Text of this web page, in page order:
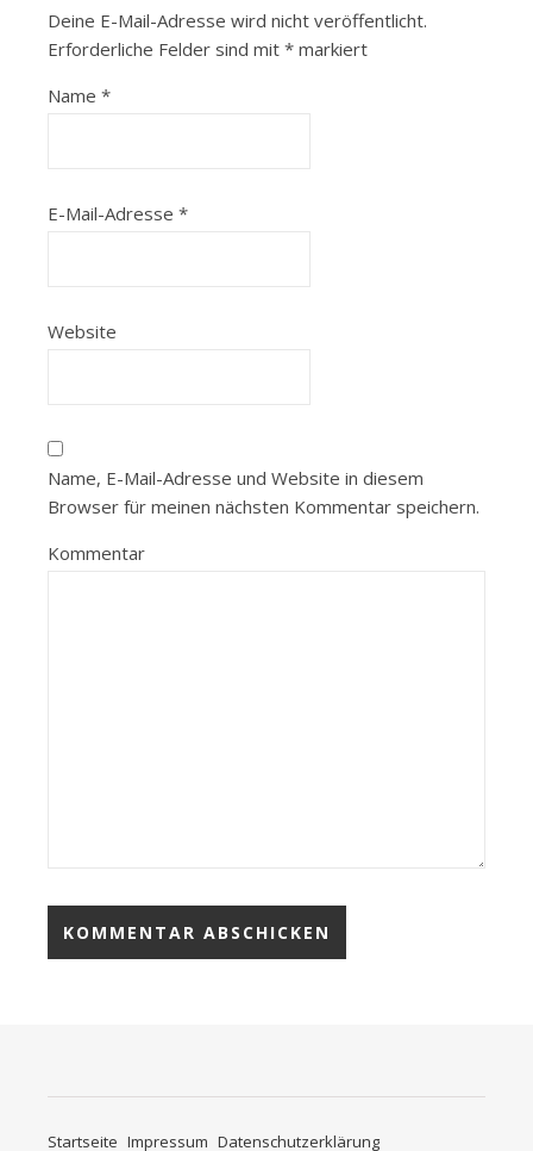
Deine E-Mail-Adresse wird nicht veröffentlicht.
Erforderliche Felder sind mit * markiert
Name *
E-Mail-Adresse *
Website
Name, E-Mail-Adresse und Website in diesem
Browser für meinen nächsten Kommentar speichern.
Kommentar
Startseite Impressum Datenschutzerklärung